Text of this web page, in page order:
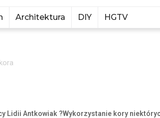
Architektura DIY HGTV
Lidii Antkowiak ?Wykorzystanie kory